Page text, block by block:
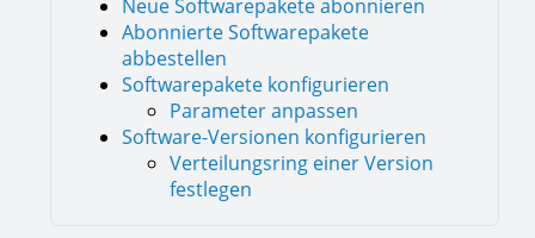
Neue Softwarepakete abonnieren
Abonnierte Softwarepakete
abbestellen
Softwarepakete konfigurieren
Parameter anpassen
Software-Versionen konfigurieren
Verteilungsring einer Version
festlegen